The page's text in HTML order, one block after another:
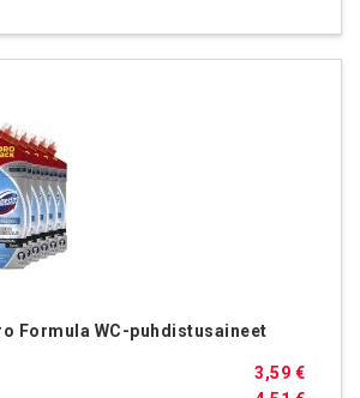
Formula WC-puhdistusaineet
3,59 €